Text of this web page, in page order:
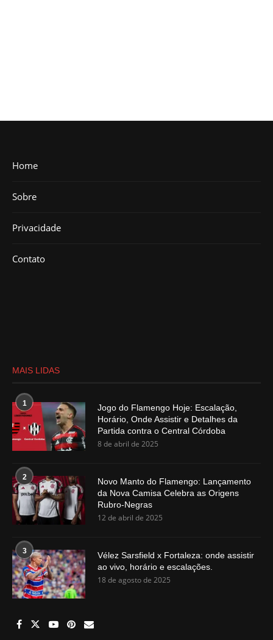
Home
Sobre
Privacidade
Contato
MAIS LIDAS
1
Jogo do Flamengo Hoje: Escalação,
Horário, Onde Assistir e Detalhes da
Partida contra o Central Córdoba
8 de abril de 2025
2
Novo Manto do Flamengo: Lançamento
da Nova Camisa Celebra as Origens
Rubro-Negras
12 de abril de 2025
3
Vélez Sarsfield x Fortaleza: onde assistir
ao vivo, horário e escalações.
18 de agosto de 2025